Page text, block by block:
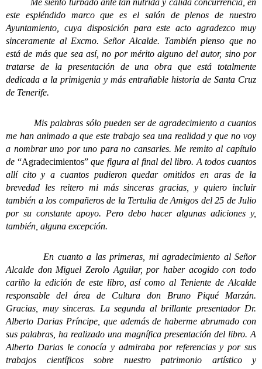
Me siento turbado ante tan nutrida y cálida concurrencia, en
este espléndido marco que es el salón de plenos de nuestro
Ayuntamiento, cuya disposición para este acto agradezco muy
sinceramente al Excmo. Señor Alcalde. También pienso que no
está de más que sea así, no por mérito alguno del autor, sino por
tratarse de la presentación de una obra que está totalmente
dedicada a la primigenia y más entrañable historia de Santa Cruz
de Tenerife.
Mis palabras sólo pueden ser de agradecimiento a cuantos
me han animado a que este trabajo sea una realidad y que no voy
a nombrar uno por uno para no cansarles. Me remito al capítulo
de “Agradecimientos”que figura al final del libro. A todos cuantos
allí cito y a cuantos pudieron quedar omitidos en aras de la
brevedad les reitero mi más sinceras gracias, y quiero incluir
también a los compañeros de la Tertulia de Amigos del 25 de Julio
por su constante apoyo. Pero debo hacer algunas adiciones y,
también, alguna excepción.
En cuanto a las primeras, mi agradecimiento al Señor
Alcalde don Miguel Zerolo Aguilar, por haber acogido con todo
cariño la edición de este libro, así como al Teniente de Alcalde
responsable del área de Cultura don Bruno Piqué Marzán.
Gracias, muy sinceras. La segunda al brillante presentador Dr.
Alberto Darias Príncipe, que además de haberme abrumado con
sus palabras, ha realizado una magnífica presentación del libro. A
Alberto Darias le conocía y admiraba por referencias y por sus
trabajos científicos sobre nuestro patrimonio artístico y